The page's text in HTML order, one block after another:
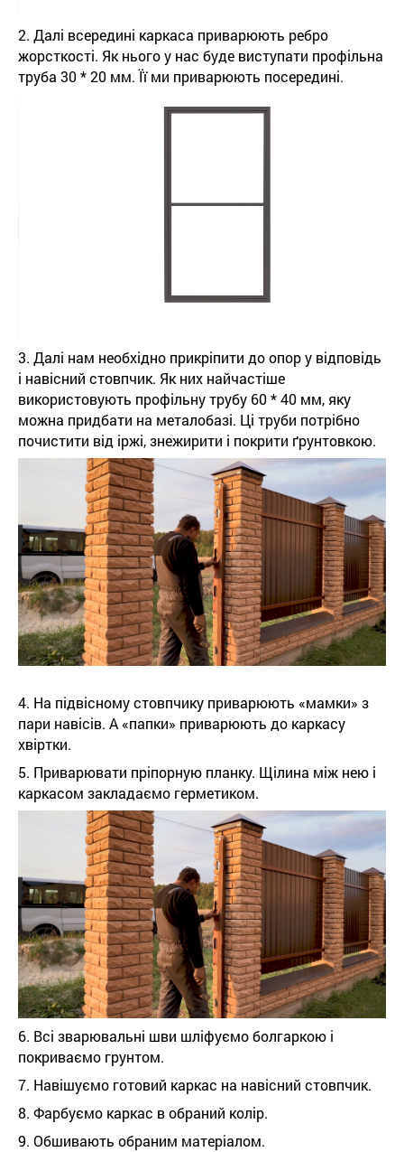
2. Далі всередині каркаса приварюють ребро
жорсткості. Як нього у нас буде виступати профільна
труба 30 * 20 мм. Її ми приварюють посередині.
3. Далі нам необхідно прикріпити до опор у відповідь
і навісний стовпчик. Як них найчастіше
використовують профільну трубу 60 * 40 мм, яку
можна придбати на металобазі. Ці труби потрібно
почистити від іржі, знежирити і покрити ґрунтовкою.
4. На підвісному стовпчику приварюють «мамки» з
пари навісів. А «папки» приварюють до каркасу
хвіртки.
5. Приварювати пріпорную планку. Щілина між нею і
каркасом закладаємо герметиком.
6. Всі зварювальні шви шліфуємо болгаркою і
покриваємо грунтом.
7. Навішуємо готовий каркас на навісний стовпчик.
8. Фарбуємо каркас в обраний колір.
9. Обшивають обраним матеріалом.